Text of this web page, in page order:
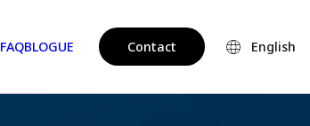
FAQBLOGUE Contact English